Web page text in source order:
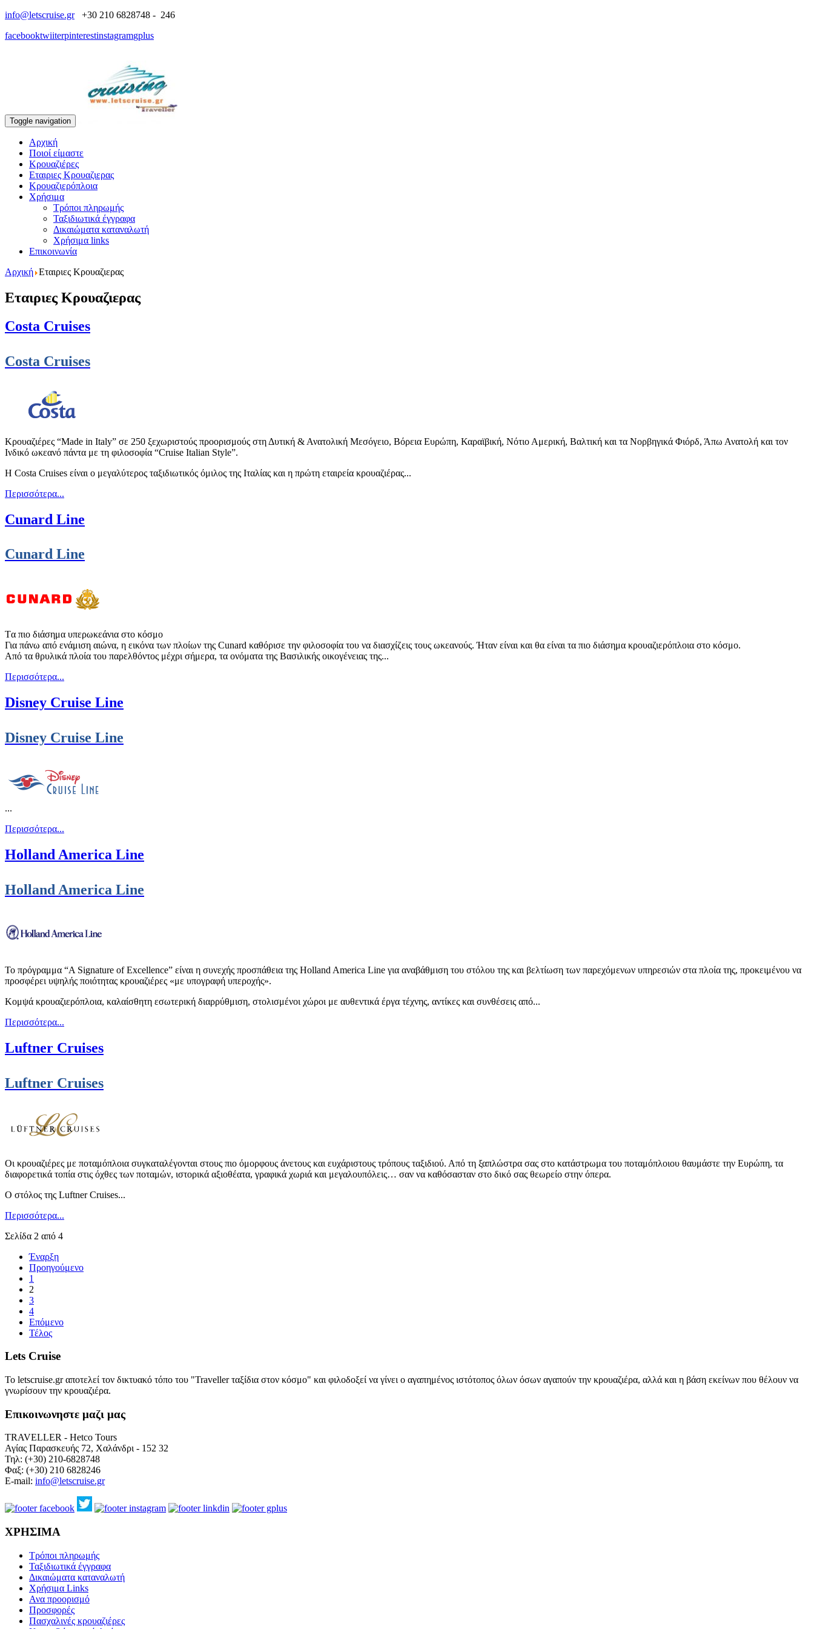
info@letscruise.gr
+30 210 6828748 - 246
facebooktwiiterpinterestinstagramgplus
Toggle navigation
Αρχική
Ποιοί είμαστε
Κρουαζιέρες
Εταιριες Κρουαζιερας
Κρουαζιερόπλοια
Χρήσιμα
Τρόποι πληρωμής
Ταξιδιωτικά έγγραφα
Δικαιώματα καταναλωτή
Χρήσιμα links
Επικοινωνία
Αρχική Εταιριες Κρουαζιερας
Εταιριες Κρουαζιερας
Costa Cruises
Costa Cruises
Κρουαζιέρες “Made in Italy” σε 250 ξεχωριστούς προορισμούς στη Δυτική & Ανατολική Μεσόγειο, Βόρεια Ευρώπη, Καραϊβική, Νότιο Αμερική, Βαλτική και τα Νορβηγικά Φιόρδ, Άπω Ανατολή και τον
Ινδικό ωκεανό πάντα με τη φιλοσοφία “Cruise Italian Style”.
Η Costa Cruises είναι ο μεγαλύτερος ταξιδιωτικός όμιλος της Ιταλίας και η πρώτη εταιρεία κρουαζιέρας...
Περισσότερα...
Cunard Line
Cunard Line
Tα πιο διάσημα υπερωκεάνια στο κόσμο
Για πάνω από ενάμιση αιώνα, η εικόνα των πλοίων της Cunard καθόρισε την φιλοσοφία του να διασχίζεις τους ωκεανούς. Ήταν είναι και θα είναι τα πιο διάσημα κρουαζιερόπλοια στο κόσμο.
Από τα θρυλικά πλοία του παρελθόντος μέχρι σήμερα, τα ονόματα της Βασιλικής οικογένειας της...
Περισσότερα...
Disney Cruise Line
Disney Cruise Line
...
Περισσότερα...
Holland America Line
Holland America Line
Το πρόγραμμα “A Signature of Excellence” είναι η συνεχής προσπάθεια της Holland America Line για αναβάθμιση του στόλου της και βελτίωση των παρεχόμενων υπηρεσιών στα πλοία της, προκειμένου να
προσφέρει υψηλής ποιότητας κρουαζιέρες «με υπογραφή υπεροχής».
Κομψά κρουαζιερόπλοια, καλαίσθητη εσωτερική διαρρύθμιση, στολισμένοι χώροι με αυθεντικά έργα τέχνης, αντίκες και συνθέσεις από...
Περισσότερα...
Luftner Cruises
Luftner Cruises
Οι κρουαζιέρες με ποταμόπλοια συγκαταλέγονται στους πιο όμορφους άνετους και ευχάριστους τρόπους ταξιδιού. Από τη ξαπλώστρα σας στο κατάστρωμα του ποταμόπλοιου θαυμάστε την Ευρώπη, τα
διαφορετικά τοπία στις όχθες των ποταμών, ιστορικά αξιοθέατα, γραφικά χωριά και μεγαλουπόλεις… σαν να καθόσασταν στο δικό σας θεωρείο στην όπερα.
Ο στόλος της Luftner Cruises...
Περισσότερα...
Σελίδα 2 από 4
Έναρξη
Προηγούμενο
1
2
3
4
Επόμενο
Τέλος
Lets Cruise
Το letscruise.gr αποτελεί τον δικτυακό τόπο του "Traveller ταξίδια στον κόσμο" και φιλοδοξεί να γίνει ο αγαπημένος ιστότοπος όλων όσων αγαπούν την κρουαζιέρα, αλλά και η βάση εκείνων που θέλουν να
γνωρίσουν την κρουαζιέρα.
Επικοινωνηστε μαζι μας
TRAVELLER - Hetco Tours
Αγίας Παρασκευής 72, Χαλάνδρι - 152 32
Τηλ: (+30) 210-6828748
Φαξ: (+30) 210 6828246
E-mail: info@letscruise.gr
ΧΡΗΣΙΜΑ
Τρόποι πληρωμής
Ταξιδιωτικά έγγραφα
Δικαιώματα καταναλωτή
Χρήσιμα Links
Ανα προορισμό
Προσφορές
Πασχαλινές κρουαζιέρες